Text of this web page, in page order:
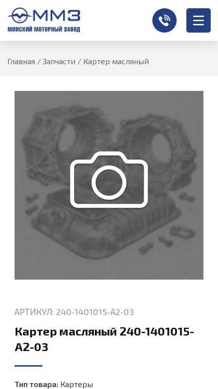
Главная / Запчасти / Картер масляный
АРТИКУЛ: 240-1401015-А2-03
Картер масляный 240-1401015-
А2-03
Тип товара: Картеры